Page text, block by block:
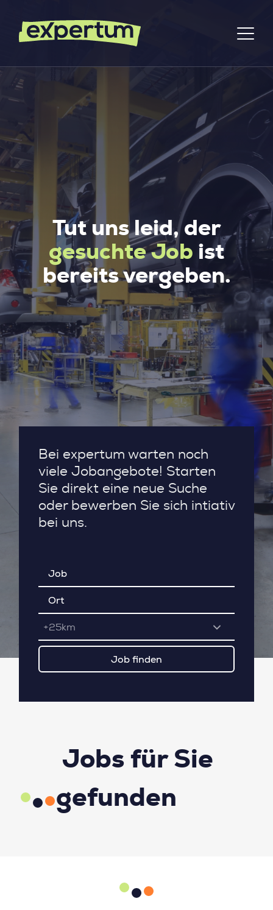
Tut uns leid, der
gesuchte Job ist
bereits vergeben.
Bei expertum warten noch
viele Jobangebote! Starten
Sie direkt eine neue Suche
oder bewerben Sie sich intiativ
bei uns.
+25km